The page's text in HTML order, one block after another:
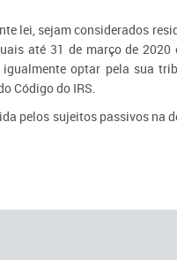
lei, sejam considerados
até 31 de março de 2020
optar pela sua
Código do IRS.
pelos sujeitos passivos na